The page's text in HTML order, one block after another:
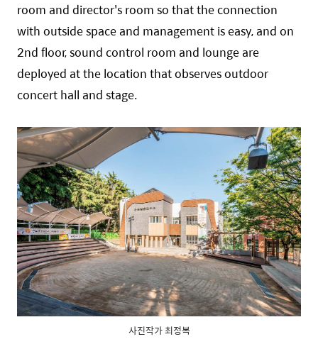
room and director's room so that the connection
with outside space and management is easy, and on
2nd floor, sound control room and lounge are
deployed at the location that observes outdoor
concert hall and stage.
사진작가 최정복